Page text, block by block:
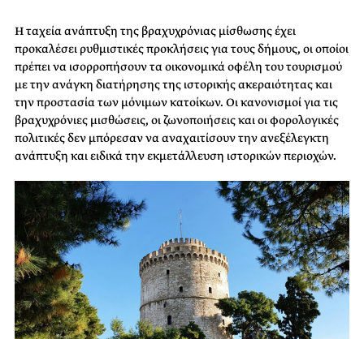
Η ταχεία ανάπτυξη της βραχυχρόνιας μίσθωσης έχει
προκαλέσει ρυθμιστικές προκλήσεις για τους δήμους, οι οποίοι
πρέπει να ισορροπήσουν τα οικονομικά οφέλη του τουρισμού
με την ανάγκη διατήρησης της ιστορικής ακεραιότητας και
την προστασία των μόνιμων κατοίκων. Οι κανονισμοί για τις
βραχυχρόνιες μισθώσεις, οι ζωνοποιήσεις και οι φορολογικές
πολιτικές δεν μπόρεσαν να αναχαιτίσουν την ανεξέλεγκτη
ανάπτυξη και ειδικά την εκμετάλλευση ιστορικών περιοχών.